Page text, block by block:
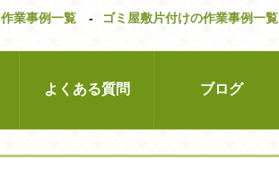
作業事例一覧 ゴミ屋敷片付けの作業事例一覧
よくある質問 ブログ